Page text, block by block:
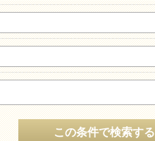
この条件で検索する